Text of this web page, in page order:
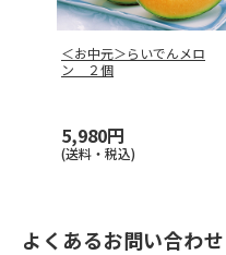
＜お中元＞らいでんメロ
ン ２個
5,980円
(送料・税込)
よくあるお問い合わせ